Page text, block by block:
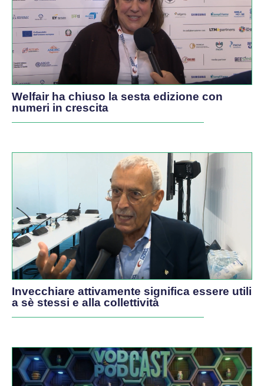
Welfair ha chiuso la sesta edizione con
numeri in crescita
Invecchiare attivamente significa essere utili
a sè stessi e alla collettività
PODCAST